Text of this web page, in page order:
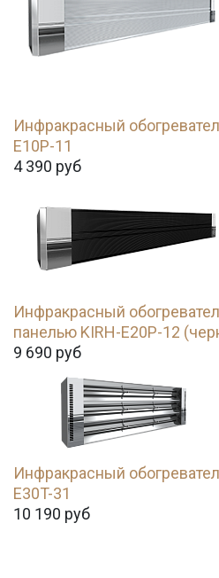
Инфракрасный
E10P-11
4 390 руб
Инфракрасный
панелью KIRH-E20P-12
9 690 руб
Инфракрасный
E30T-31
10 190 руб